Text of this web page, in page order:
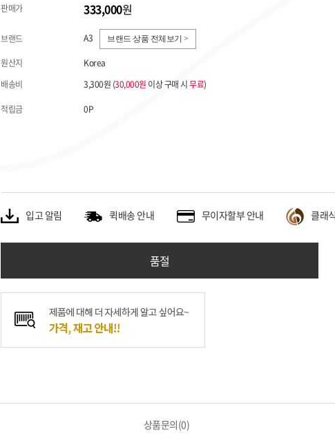
판매가 333,000원
브랜드 A3 브랜드 상품 전체보기 >
원산지
Korea
배송비
3,300원 (30,000원 이상 구매 시무료)
적립금
0P
입고 알림 퀵배송 안내 무이자할부 안내 클래
품절
상품문의(0)